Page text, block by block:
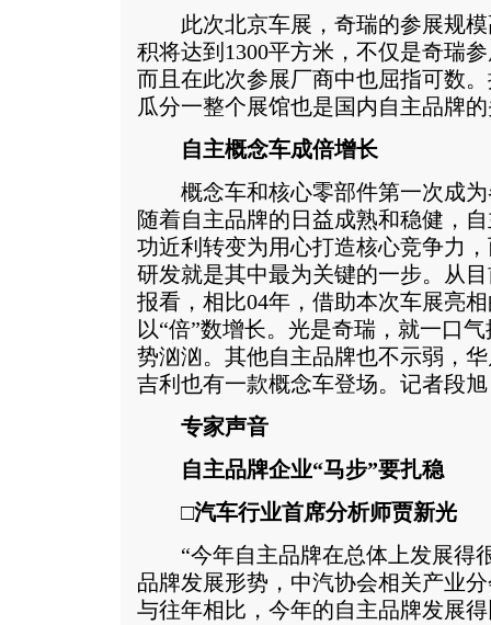
此次北京车展，奇瑞的参展规模
积将达到1300平方米，不仅是奇瑞
而且在此次参展厂商中也屈指可数
瓜分一整个展馆也是国内自主品牌
自主概念车成倍增长
概念车和核心零部件第一次成为
随着自主品牌的日益成熟和稳健，
功近利转变为用心打造核心竞争力
研发就是其中最为关键的一步。从
报看，相比04年，借助本次车展亮
以“倍”数增长。光是奇瑞，就一口
势汹汹。其他自主品牌也不示弱，
吉利也有一款概念车登场。记者段旭
专家声音
自主品牌企业“马步”要扎稳
□汽车行业首席分析师贾新光
“今年自主品牌在总体上发展得
品牌发展形势，中汽协会相关产业
与往年相比，今年的自主品牌发展